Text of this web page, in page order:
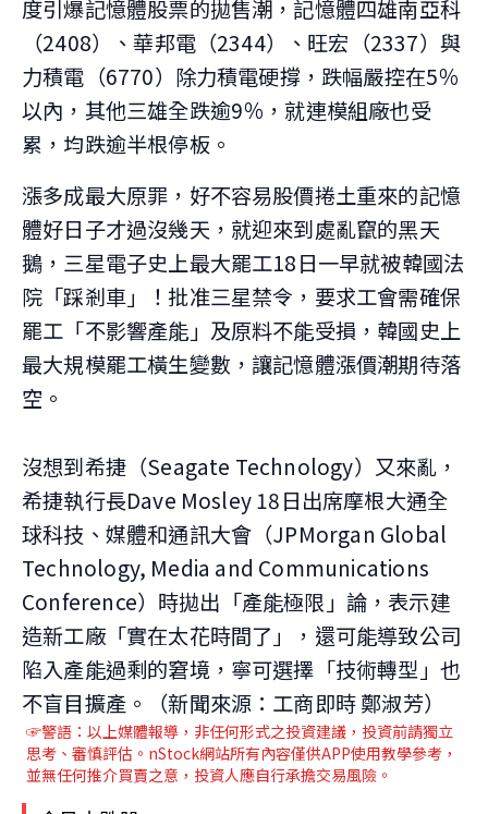
度引爆記憶體股票的拋售潮，記憶體四雄南亞科
（2408）、華邦電（2344）、旺宏（2337）與
力積電（6770）除力積電硬撐，跌幅嚴控在5％
以內，其他三雄全跌逾9％，就連模組廠也受
累，均跌逾半根停板。
漲多成最大原罪，好不容易股價捲土重來的記憶
體好日子才過沒幾天，就迎來到處亂竄的黑天
鵝，三星電子史上最大罷工18日一早就被韓國法
院「踩剎車」！批准三星禁令，要求工會需確保
罷工「不影響產能」及原料不能受損，韓國史上
最大規模罷工橫生變數，讓記憶體漲價潮期待落
空。
沒想到希捷（Seagate Technology）又來亂，
希捷執行長Dave Mosley 18日出席摩根大通全
球科技、媒體和通訊大會（JPMorgan Global
Technology, Media and Communications
Conference）時拋出「產能極限」論，表示建
造新工廠「實在太花時間了」，還可能導致公司
陷入產能過剩的窘境，寧可選擇「技術轉型」也
不盲目擴產。（新聞來源：工商即時 鄭淑芳）
☞警語：以上媒體報導，非任何形式之投資建議，投資前請獨立
思考、審慎評估。nStock網站所有內容僅供APP使用教學參考，
並無任何推介買賣之意，投資人應自行承擔交易風險。